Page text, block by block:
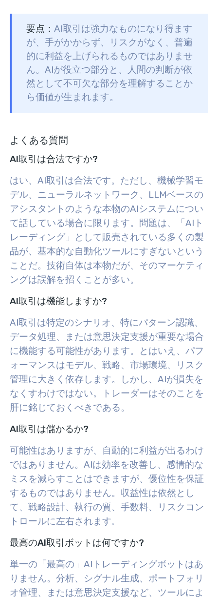
要点： AI取引は強力なものになり得ます
が、手がかからず、リスクがなく、普遍
的に利益を上げられるものではありませ
ん。AIが役立つ部分と、人間の判断が依
然として不可欠な部分を理解することか
ら価値が生まれます。
よくある質問
AI取引は合法ですか?
はい、AI取引は合法です。ただし、機械学習モ
デル、ニューラルネットワーク、LLMベースの
アシスタントのような本物のAIシステムについ
て話している場合に限ります。問題は、「AIト
レーディング」として販売されている多くの製
品が、基本的な自動化ツールにすぎないという
ことだ。技術自体は本物だが、そのマーケティ
ングは誤解を招くことが多い。
AI取引は機能しますか?
AI取引は特定のシナリオ、特にパターン認識、
データ処理、または意思決定支援が重要な場合
に機能する可能性があります。とはいえ、パフ
ォーマンスはモデル、戦略、市場環境、リスク
管理に大きく依存します。しかし、AIが損失を
なくすわけではない。トレーダーはそのことを
肝に銘じておくべきである。
AI取引は儲かるか?
可能性はありますが、自動的に利益が出るわけ
ではありません。AIは効率を改善し、感情的な
ミスを減らすことはできますが、優位性を保証
するものではありません。収益性は依然とし
て、戦略設計、執行の質、手数料、リスクコン
トロールに左右されます。
最高のAI取引ボットは何ですか?
単一の「最高の」AIトレーディングボットはあ
りません。分析、シグナル生成、ポートフォリ
オ管理、または意思決定支援など、ツールによ